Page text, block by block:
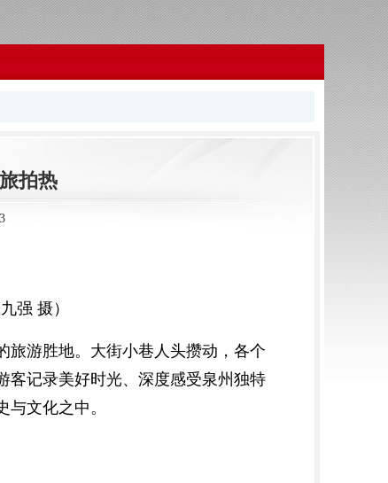
拍热
强 摄）
旅游胜地。大街小巷人头攒动，各个
客记录美好时光、深度感受泉州独特
文化之中。